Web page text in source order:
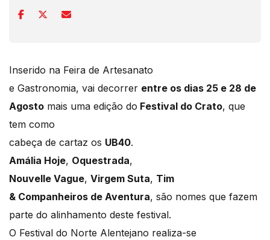
Inserido na Feira de Artesanato
e Gastronomia, vai decorrer entre os dias 25 e 28 de
Agosto mais uma edição do Festival do Crato, que
tem como
cabeça de cartaz os UB40.
Amália Hoje, Oquestrada,
Nouvelle Vague, Virgem Suta, Tim
& Companheiros de Aventura, são nomes que fazem
parte do alinhamento deste festival.
O Festival do Norte Alentejano realiza-se